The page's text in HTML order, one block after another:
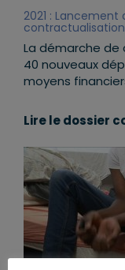
2021 :
contractualisation
La démarche
40 nouveaux
moyens
Lire le dossier